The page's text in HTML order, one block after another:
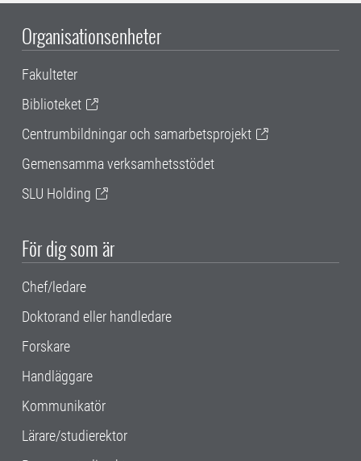
Organisationsenheter
Fakulteter
Biblioteket
Centrumbildningar och samarbetsprojekt
Gemensamma verksamhetsstödet
SLU Holding
För dig som är
Chef/ledare
Doktorand eller handledare
Forskare
Handläggare
Kommunikatör
Lärare/studierektor